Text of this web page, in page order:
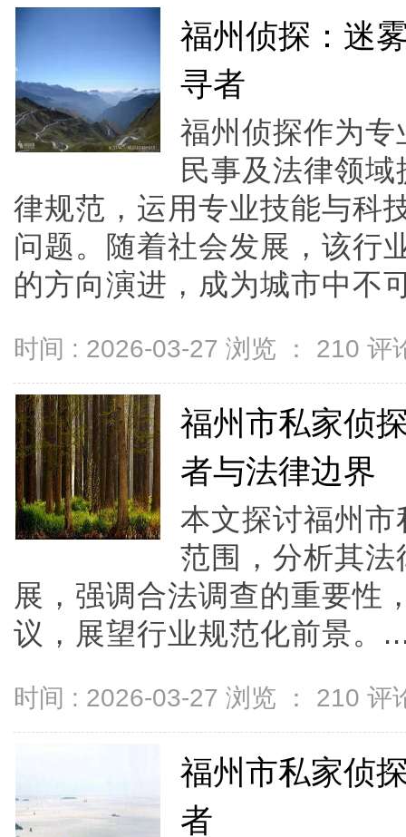
福州侦探：迷
寻者
福州侦探作为
民事及法律领
律规范，运用专业技能与科
问题。随着社会发展，该行
的方向演进，成为城市中不
时间 : 2026-03-27 浏览 ： 210 评
福州市私家侦
者与法律边界
本文探讨福州
范围，分析其
展，强调合法调查的重要性
议，展望行业规范化前景。
时间 : 2026-03-27 浏览 ： 210 评
福州市私家侦
者